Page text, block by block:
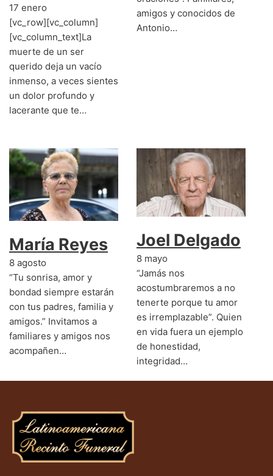
17 enero
[vc_row][vc_column]
[vc_column_text]La
muerte de un ser
querido deja un vacío
inmenso, a veces sientes
un dolor profundo y
lacerante que te…
amigos y conocidos de
Antonio…
María Reyes
8 agosto
“Tu sonrisa, amor y
bondad siempre estarán
con tus padres, familia y
amigos.” Invitamos a
familiares y amigos nos
acompañen…
Joel Delgado
8 mayo
“Jamás nos
acostumbraremos a no
tenerte porque tu amor
es irremplazable”. Quien
en vida fuera un ejemplo
de honestidad,
integridad…